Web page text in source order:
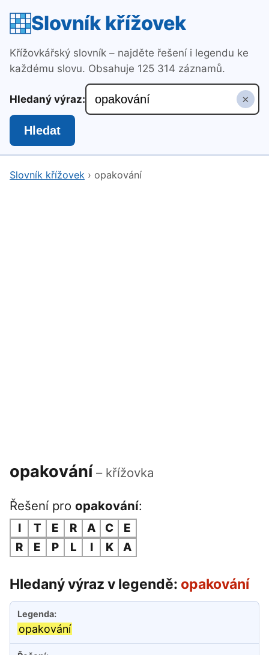
Slovník křížovek
Křížovkářský slovník – najděte řešení i legendu ke
každému slovu. Obsahuje 125 314 záznamů.
Hledaný výraz: ×
Hledat
Slovník křížovek › opakování
opakování – křížovka
Řešení pro opakování:
I T E R A C
E
R
E P L I K A
Hledaný výraz v legendě: opakování
opakování